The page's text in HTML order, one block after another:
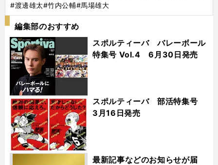
#渡邊雄太#竹内公輔#馬場雄大
編集部のおすすめ
スポルティーバ バレーボール
特集号 Vol.4 6月30日発売
スポルティーバ 部活特集号
3月16日発売
最新記事などのお知らせが届